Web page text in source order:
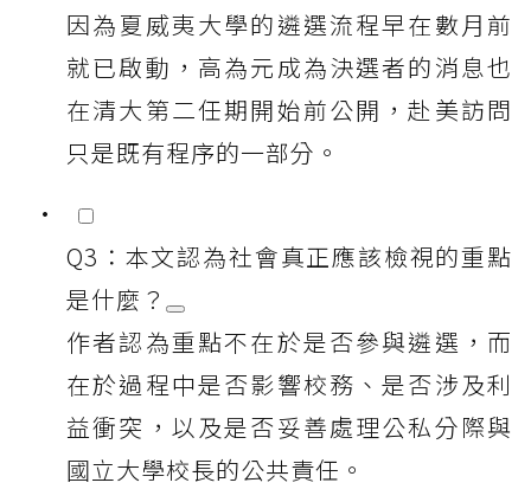
因為夏威夷大學的遴選流程早在數月前
就已啟動，高為元成為決選者的消息也
在清大第二任期開始前公開，赴美訪問
只是既有程序的一部分。
Q3：本文認為社會真正應該檢視的重點
是什麼？
作者認為重點不在於是否參與遴選，而
在於過程中是否影響校務、是否涉及利
益衝突，以及是否妥善處理公私分際與
國立大學校長的公共責任。